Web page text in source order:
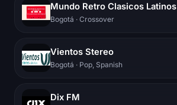
Mundo Retro Clasicos Latinos
Bogotá · Crossover
Vientos Stereo
Bogotá · Pop, Spanish
Dix FM